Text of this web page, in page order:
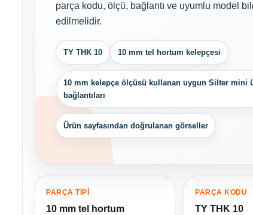
parça kodu, ölçü, bağlantı ve uyumlu model
edilmelidir.
TY THK 10 10 mm tel hortum kelepçesi
10 mm kelepçe ölçüsü kullanan uygun Silter mini
bağlantıları
Ürün sayfasından doğrulanan görseller
PARÇA TİPİ
10 mm tel hortum
PARÇA KODU
TY THK 10